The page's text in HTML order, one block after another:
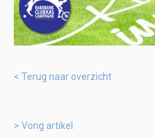
Terug naar overzicht
Vorig artikel